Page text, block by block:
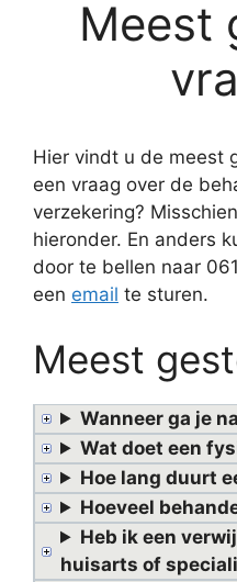
Meest
Hier vindt u de meest
een vraag over de
verzekering?
hieronder. En anders
door te bellen naar
een email te sturen.
Meest
Wanneer ga je
Wat doet een
Hoe lang duurt
Hoeveel
Heb ik een
huisarts of